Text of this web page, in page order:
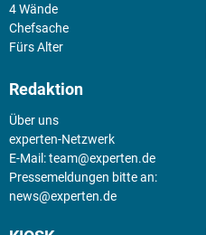
4 Wände
Chefsache
Fürs Alter
Redaktion
Über uns
experten-Netzwerk
E-Mail:team@experten.de
Pressemeldungen bitte an:
news@experten.de